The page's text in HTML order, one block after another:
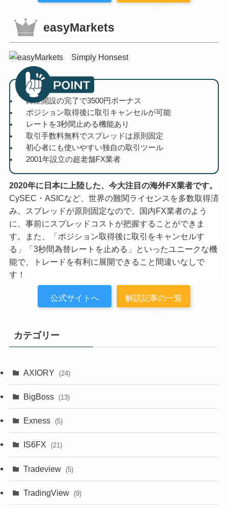
へ
easyMarkets
口座開設の完了で3500円ボーナス
ポジション取得後に取引キャンセルが可能
レートを3秒間止める機能あり
取引手数料無料でスプレッドは原則固定
初心者にも使いやすい独自の取引ツール
2001年設立の超老舗FX業者
2020年に日本に上陸した、今大注目の海外FX業者です。
CySEC・ASICなど、世界の難関ライセンスを多数取得済
み。スプレッドが原則固定なので、国内FX業者のよう
に、事前にスプレッドコストが把握することができま
す。また、「ポジション取得後に取引をキャンセルす
る」「3秒間為替レートを止める」といったユニークな機
能で、トレードを有利に展開できること間違いなしで
す！
公式サイトへ
解説記事の一覧
へ
カテゴリー
AXIORY (24)
BigBoss (13)
Exness (5)
IS6FX (21)
Tradeview (5)
TradingView (9)